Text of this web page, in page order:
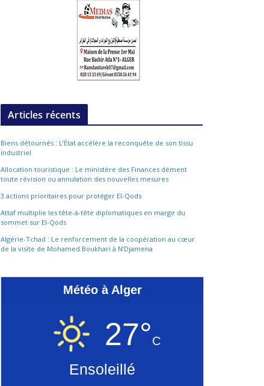
Articles récents
Biens détournés : L’État accélère la reconquête de son tissu
industriel
Allocation touristique : Le ministère des Finances dément
toute révision ou annulation des nouvelles mesures
3 actions prioritaires pour protéger El-Qods
Attaf multiplie les tête-à-tête diplomatiques en marge du
sommet sur El-Qods
Algérie-Tchad : Le renforcement de la coopération au cœur
de la visite de Mohamed Boukhari à N’Djamena
Météo à Alger
27°C
Ensoleillé